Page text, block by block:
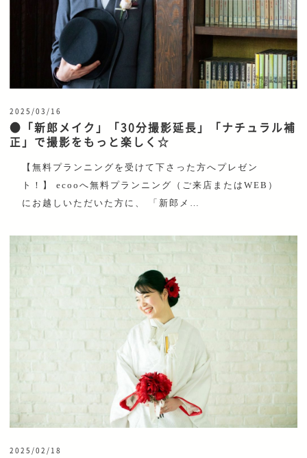
2025/03/16
●「新郎メイク」「30分撮影延長」「ナチュラル補
正」で撮影をもっと楽しく☆
【無料プランニングを受けて下さった方へプレゼン
ト！】 ecooへ無料プランニング（ご来店またはWEB）
にお越しいただいた方に、 「新郎メ…
2025/02/18